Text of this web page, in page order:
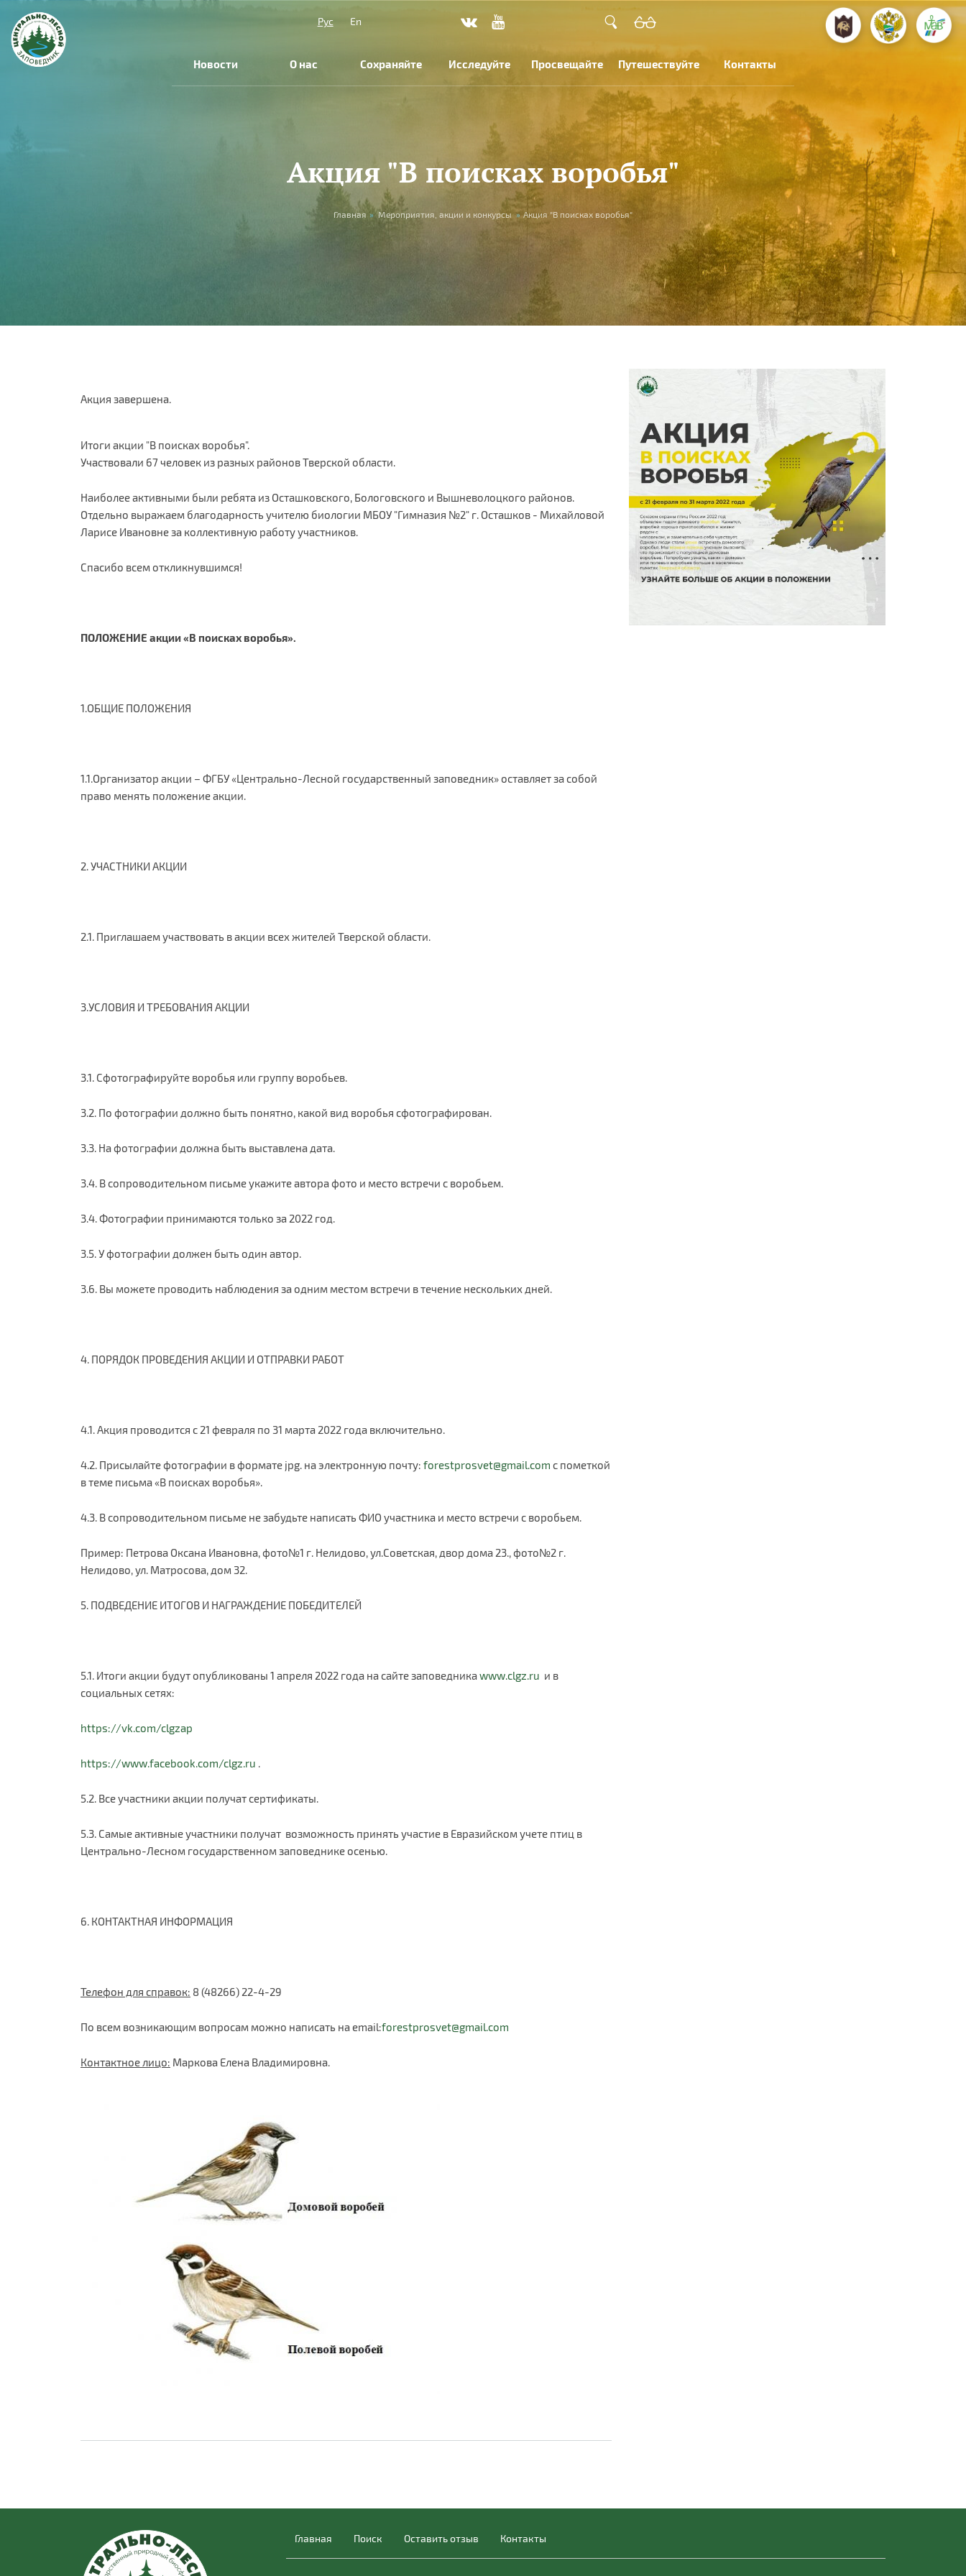
Рус
En
Новости О нас Сохраняйте Исследуйте Просвещайте Путешествуйте Контакты
Акция "В поисках воробья"
Главная » Мероприятия, акции и конкурсы » Акция "В поисках воробья"
Акция завершена.
Итоги акции "В поисках воробья".
Участвовали 67 человек из разных районов Тверской области.
Наиболее активными были ребята из Осташковского, Бологовского и Вышневолоцкого районов.
Отдельно выражаем благодарность учителю биологии МБОУ "Гимназия №2" г. Осташков - Михайловой
Ларисе Ивановне за коллективную работу участников.
Спасибо всем откликнувшимся!
ПОЛОЖЕНИЕ акции «В поисках воробья».
1.ОБЩИЕ ПОЛОЖЕНИЯ
1.1.Организатор акции – ФГБУ «Центрально-Лесной государственный заповедник» оставляет за собой
право менять положение акции.
2. УЧАСТНИКИ АКЦИИ
2.1. Приглашаем участвовать в акции всех жителей Тверской области.
3.УСЛОВИЯ И ТРЕБОВАНИЯ АКЦИИ
3.1. Сфотографируйте воробья или группу воробьев.
3.2. По фотографии должно быть понятно, какой вид воробья сфотографирован.
3.3. На фотографии должна быть выставлена дата.
3.4. В сопроводительном письме укажите автора фото и место встречи с воробьем.
3.4. Фотографии принимаются только за 2022 год.
3.5. У фотографии должен быть один автор.
3.6. Вы можете проводить наблюдения за одним местом встречи в течение нескольких дней.
4. ПОРЯДОК ПРОВЕДЕНИЯ АКЦИИ И ОТПРАВКИ РАБОТ
4.1. Акция проводится с 21 февраля по 31 марта 2022 года включительно.
4.2. Присылайте фотографии в формате jpg. на электронную почту: forestprosvet@gmail.com с пометкой
в теме письма «В поисках воробья».
4.3. В сопроводительном письме не забудьте написать ФИО участника и место встречи с воробьем.
Пример: Петрова Оксана Ивановна, фото№1 г. Нелидово, ул.Советская, двор дома 23., фото№2 г.
Нелидово, ул. Матросова, дом 32.
5. ПОДВЕДЕНИЕ ИТОГОВ И НАГРАЖДЕНИЕ ПОБЕДИТЕЛЕЙ
5.1. Итоги акции будут опубликованы 1 апреля 2022 года на сайте заповедникаwww.clgz.ru и в
социальных сетях:
https://vk.com/clgzap
https://www.facebook.com/clgz.ru .
5.2. Все участники акции получат сертификаты.
5.3. Самые активные участники получат возможность принять участие в Евразийском учете птиц в
Центрально-Лесном государственном заповеднике осенью.
6. КОНТАКТНАЯ ИНФОРМАЦИЯ
Телефон для справок: 8 (48266) 22-4-29
По всем возникающим вопросам можно написать на email:forestprosvet@gmail.com
Контактное лицо: Маркова Елена Владимировна.
Главная Поиск Оставить отзыв Контакты